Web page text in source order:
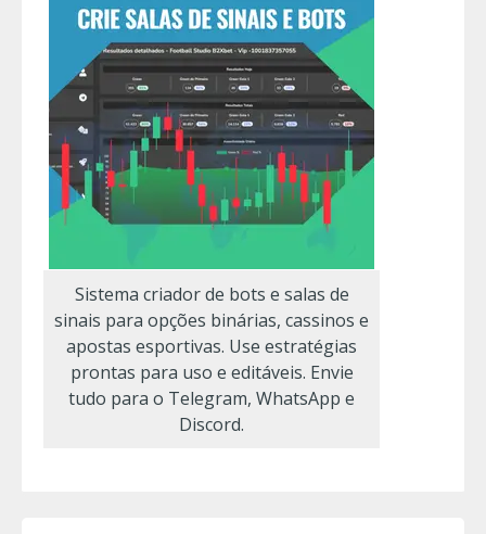
Sistema criador de bots e salas de
sinais para opções binárias, cassinos e
apostas esportivas. Use estratégias
prontas para uso e editáveis. Envie
tudo para o Telegram, WhatsApp e
Discord.